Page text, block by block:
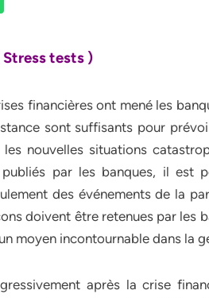
tests )
financières ont mené les
sont suffisants pour
nouvelles situations
par les banques, il est
des événements de la
doivent être retenues par les
moyen incontournable dans la
après la crise